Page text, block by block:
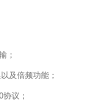
；
及倍频功能；
议；